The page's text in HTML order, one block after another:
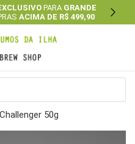
PARA GRANDE
ACIMA DE R$ 499,90 Next
50g